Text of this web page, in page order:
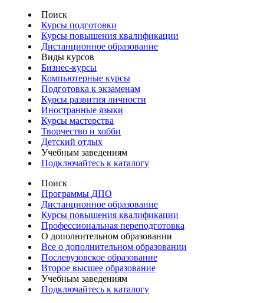
Поиск
Курсы подготовки
Курсы повышения квалификации
Дистанционное образование
Виды курсов
Бизнес-курсы
Компьютерные курсы
Подготовка к экзаменам
Курсы развития личности
Иностранные языки
Курсы мастерства
Творчество и хобби
Детский отдых
Учебным заведениям
Подключайтесь к каталогу
Поиск
Программы ДПО
Дистанционное образование
Курсы повышения квалификации
Профессиональная переподготовка
О дополнительном образовании
Все о дополнительном образовании
Послевузовское образование
Второе высшее образование
Учебным заведениям
Подключайтесь к каталогу